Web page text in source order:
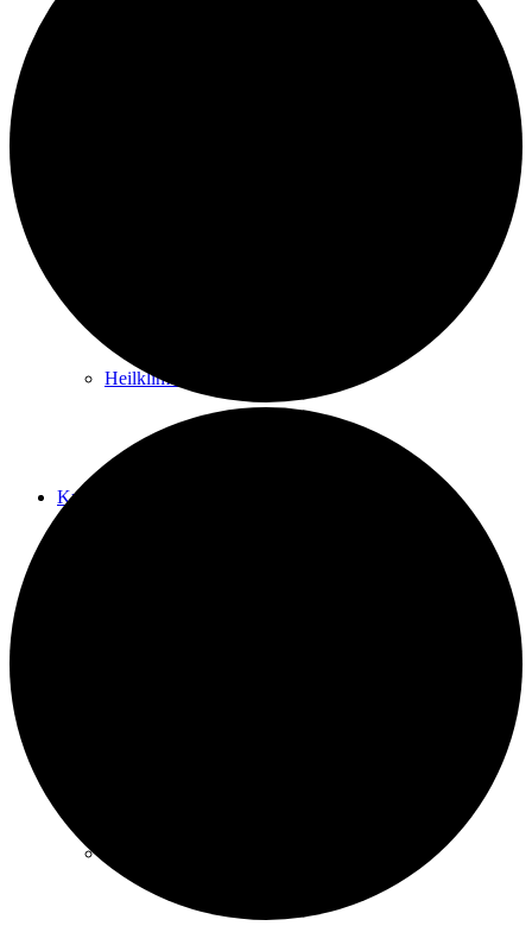
Heilklimaten
Kur & Tourismus